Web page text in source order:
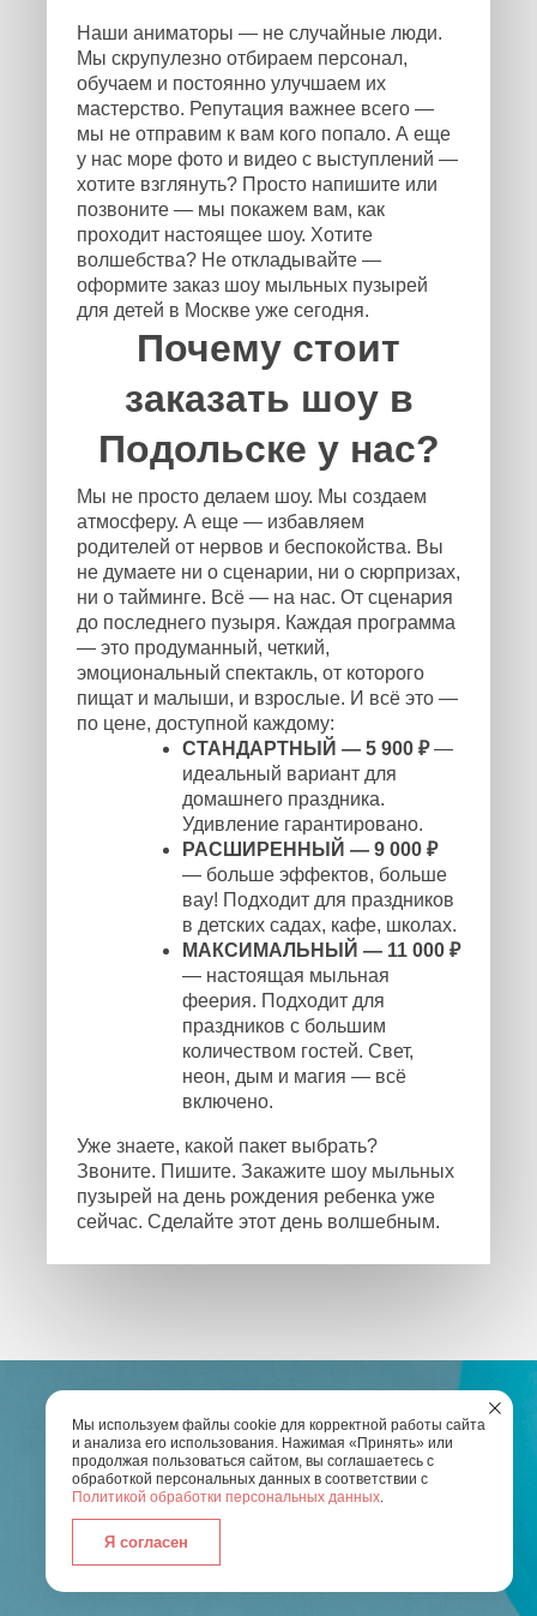
Наши аниматоры — не случайные люди.
Мы скрупулезно отбираем персонал,
обучаем и постоянно улучшаем их
мастерство. Репутация важнее всего —
мы не отправим к вам кого попало. А еще
у нас море фото и видео с выступлений —
хотите взглянуть? Просто напишите или
позвоните — мы покажем вам, как
проходит настоящее шоу. Хотите
волшебства? Не откладывайте —
оформите заказ шоу мыльных пузырей
для детей в Москве уже сегодня.
Почему стоит
заказать шоу в
Подольске у нас?
Мы не просто делаем шоу. Мы создаем
атмосферу. А еще — избавляем
родителей от нервов и беспокойства. Вы
не думаете ни о сценарии, ни о сюрпризах,
ни о тайминге. Всё — на нас. От сценария
до последнего пузыря. Каждая программа
— это продуманный, четкий,
эмоциональный спектакль, от которого
пищат и малыши, и взрослые. И всё это —
по цене, доступной каждому:
СТАНДАРТНЫЙ — 5 900 ₽—
идеальный вариант для
домашнего праздника.
Удивление гарантировано.
РАСШИРЕННЫЙ — 9 000 ₽
— больше эффектов, больше
вау! Подходит для праздников
в детских садах, кафе, школах.
МАКСИМАЛЬНЫЙ — 11 000 ₽
— настоящая мыльная
феерия. Подходит для
праздников с большим
количеством гостей. Свет,
неон, дым и магия — всё
включено.
Уже знаете, какой пакет выбрать?
Звоните. Пишите. Закажите шоу мыльных
пузырей на день рождения ребенка уже
сейчас. Сделайте этот день волшебным.
ОСТАЛИСЬ ВОПРОСЫ?
Мы используем файлы cookie для корректной работы сайта
и анализа его использования. Нажимая «Принять» или
продолжая пользоваться сайтом, вы соглашаетесь с
обработкой персональных данных в соответствии с
Политикой обработки персональных данных.
Я согласен